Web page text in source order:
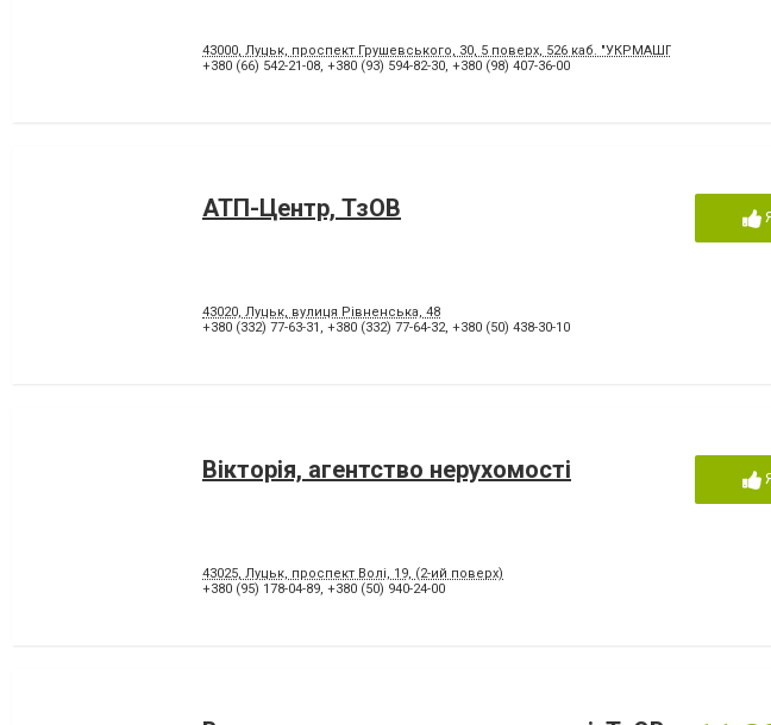
43000, Луцьк, проспект Грушевського, 30, 5 поверх, 526 каб. "УКРМАШПРОМПРОЕКТ"
+380 (66) 542-21-08, +380 (93) 594-82-30, +380 (98) 407-36-00
АТП-Центр, ТзОВ
43020, Луцьк, вулиця Рівненська, 48
+380 (332) 77-63-31 , +380 (332) 77-64-32, +380 (50) 438-30-10
Вікторія, агентство нерухомості
43025, Луцьк, проспект Волі, 19, (2-ий поверх)
+380 (95) 178-04-89, +380 (50) 940-24-00